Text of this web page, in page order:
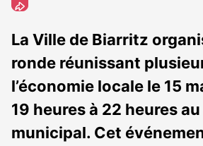
abonnés
La Ville de Biarritz
ronde réunissant
l’économie locale le 15
19 heures à 22 heures
municipal. Cet